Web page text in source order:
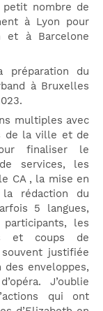
petit nombre de
à Lyon pour
et à Barcelone
préparation du
à Bruxelles
multiples avec
de la ville et de
finaliser le
services, les
CA , la mise en
la rédaction du
5 langues,
les
et coups de
justifiée
enveloppes,
J’oublie
qui ont